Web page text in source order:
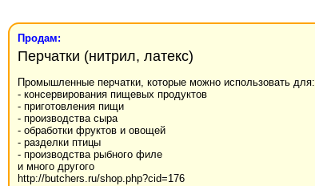
Продам:
Перчатки (нитрил, латекс)
Промышленные перчатки, которые можно использовать для:
- консервирования пищевых продуктов
- приготовления пищи
- производства сыра
- обработки фруктов и овощей
- разделки птицы
- производства рыбного филе
и много другого
http://butchers.ru/shop.php?cid=176